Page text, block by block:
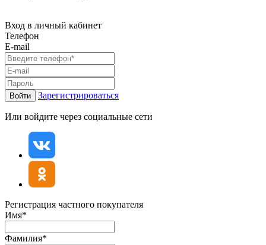
Вход в личный кабинет
Телефон
E-mail
Войти Зарегистрироваться
Или войдите через социальные сети
Регистрация частного покупателя
Имя*
Фамилия*